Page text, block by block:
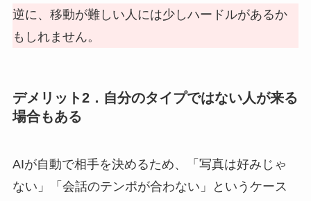
逆に、移動が難しい人には少しハードルがあるか
もしれません。
デメリット2．自分のタイプではない人が来る
場合もある
AIが自動で相手を決めるため、「写真は好みじゃ
ない」「会話のテンポが合わない」というケース